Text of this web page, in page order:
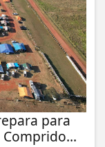
para